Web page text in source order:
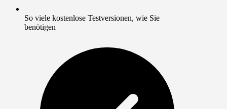
So viele kostenlose Testversionen, wie Sie
benötigen